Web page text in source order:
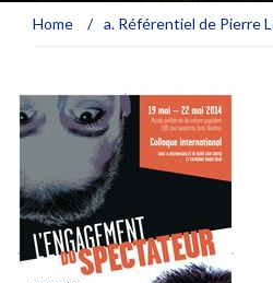
Home / a. Référentiel de Pierre